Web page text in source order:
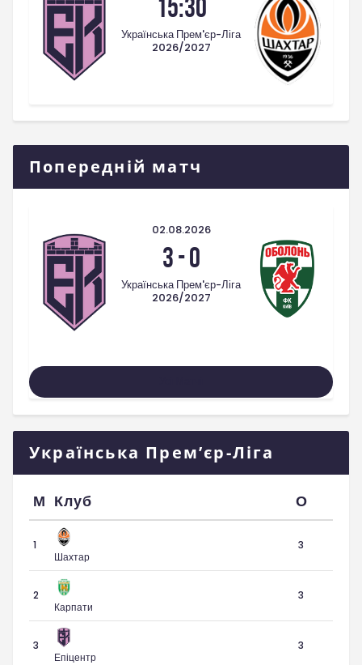
15:30
Українська Прем'єр-Ліга
2026/2027
Попередній матч
02.08.2026
3-0
Українська Прем'єр-Ліга
2026/2027
Українська Прем’єр-Ліга
М Клуб О
1
Шахтар
3
2
Карпати
3
3
Епіцентр
3